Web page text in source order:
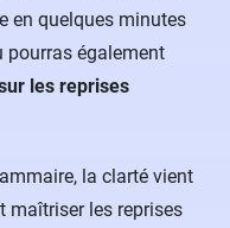
en quelques minutes
pourras également
les reprises
la clarté vient
maîtriser les reprises